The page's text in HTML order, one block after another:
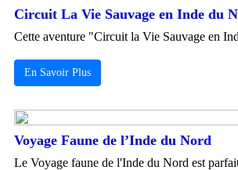
Circuit La Vie Sauvage en Inde du
Cette aventure "Circuit la Vie Sauvage en
En Savoir Plus
Voyage Faune de l’Inde du Nord
Le Voyage faune de l'Inde du Nord est